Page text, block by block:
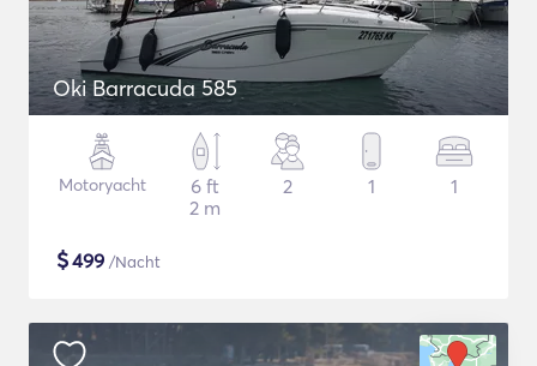
Oki Barracuda 585
Motoryacht
6 ft
2 m
2 1 1
$499 /Nacht